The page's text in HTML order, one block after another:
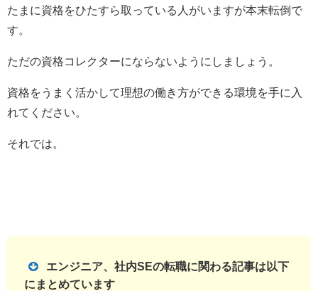
たまに資格をひたすら取っている人がいますが本末転倒で
す。
ただの資格コレクターにならないようにしましょう。
資格をうまく活かして理想の働き方ができる環境を手に入
れてください。
それでは。
エンジニア、社内SEの転職に関わる記事は以下
にまとめています